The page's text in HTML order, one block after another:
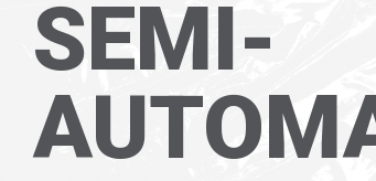
SEMI-